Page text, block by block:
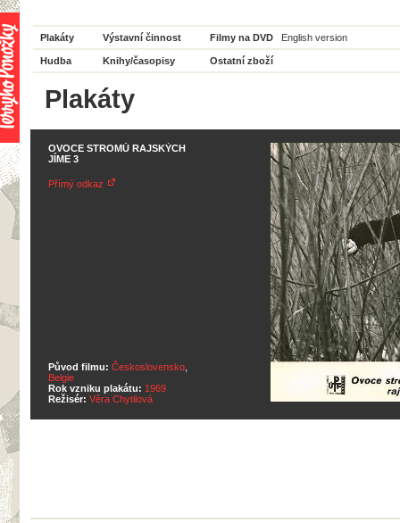
Plakáty Výstavní činnost Filmy na DVD English version
Hudba Knihy/časopisy Ostatní zboží
Plakáty
OVOCE STROMŮ RAJSKÝCH
JÍME 3
Přímý odkaz
Původ filmu: Československo
Belgie
Rok vzniku plakátu: 1969
Režisér: Věra Chytilová